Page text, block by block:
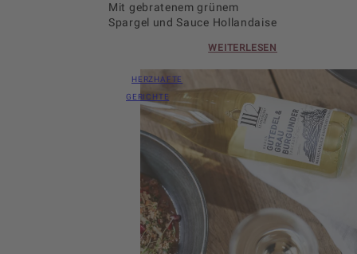
Mit gebratenem grünem
Spargel und Sauce Hollandaise
WEITERLESEN
HERZHAFTE
GERICHTE